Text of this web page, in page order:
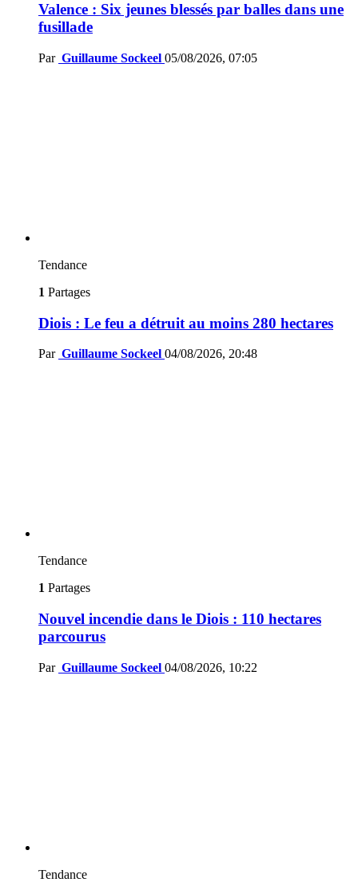
Valence : Six jeunes blessés par balles dans une
fusillade
Par Guillaume Sockeel 05/08/2026, 07:05
Tendance
1 Partages
Diois : Le feu a détruit au moins 280 hectares
Par Guillaume Sockeel 04/08/2026, 20:48
Tendance
1 Partages
Nouvel incendie dans le Diois : 110 hectares
parcourus
Par Guillaume Sockeel 04/08/2026, 10:22
Tendance